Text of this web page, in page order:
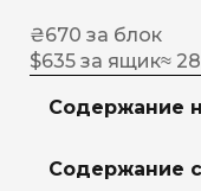
₴670 за блок
$635 за ящик≈
Содержание
Содержание